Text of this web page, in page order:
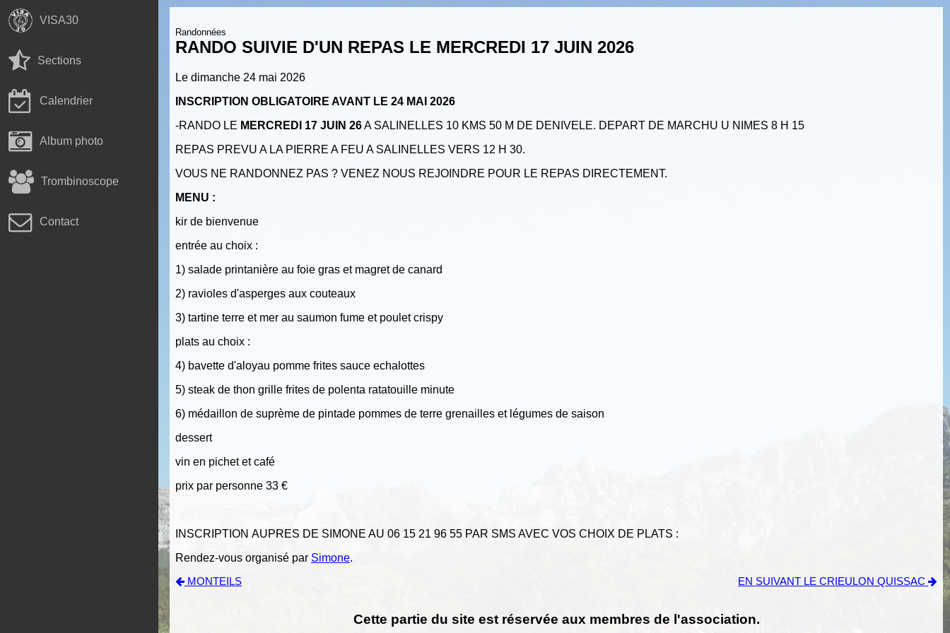
VISA30
Sections
Calendrier
Album photo
Trombinoscope
Contact
Randonnées
RANDO SUIVIE D'UN REPAS LE MERCREDI 17 JUIN 2026
Le dimanche 24 mai 2026
INSCRIPTION OBLIGATOIRE AVANT LE 24 MAI 2026
-RANDO LE MERCREDI 17 JUIN 26A SALINELLES 10 KMS 50 M DE DENIVELE. DEPART DE MARCHU U NIMES 8 H 15
REPAS PREVU A LA PIERRE A FEU A SALINELLES VERS 12 H 30.
VOUS NE RANDONNEZ PAS ? VENEZ NOUS REJOINDRE POUR LE REPAS DIRECTEMENT.
MENU :
kir de bienvenue
entrée au choix :
1) salade printanière au foie gras et magret de canard
2) ravioles d'asperges aux couteaux
3) tartine terre et mer au saumon fume et poulet crispy
plats au choix :
4) bavette d'aloyau pomme frites sauce echalottes
5) steak de thon grille frites de polenta ratatouille minute
6) médaillon de suprème de pintade pommes de terre grenailles et légumes de saison
dessert
vin en pichet et café
prix par personne 33 €
INSCRIPTION AUPRES DE SIMONE AU 06 15 21 96 55 PAR SMS AVEC VOS CHOIX DE PLATS :
Rendez-vous organisé par Simone.
MONTEILS EN SUIVANT LE CRIEULON QUISSAC
Cette partie du site est réservée aux membres de l'association.